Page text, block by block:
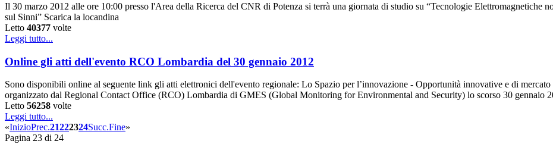
Il 30 marzo 2012 alle ore 10:00 presso l'Area della Ricerca del CNR di Potenza si terrà una giornata di studio su “Tecnologie Elettromagnetiche
sul Sinni” Scarica la locandina
Letto 40377 volte
Leggi tutto...
Online gli atti dell'evento RCO Lombardia del 30 gennaio 2012
Sono disponibili online al seguente link gli atti elettronici dell'evento regionale: Lo Spazio per l’innovazione - Opportunità innovative e di
organizzato dal Regional Contact Office (RCO) Lombardia di GMES (Global Monitoring for Environmental and Security) lo scorso 30 gennaio
Letto 56258 volte
Leggi tutto...
«InizioPrec.21222324Succ.Fine»
Pagina 23 di 24